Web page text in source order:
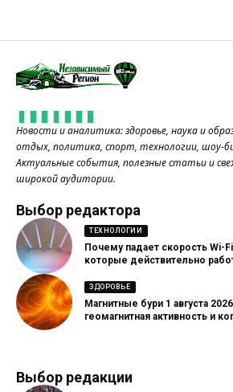
Новости и аналитика: здоровье, наука и
отдых, политика, спорт, технологии, шоу-
Актуальные события, полезные статьи и
широкой аудитории.
Выбор редактора
ТЕХНОЛОГИИ
Почему падает скорость Wi-
которые действительно
ЗДОРОВЬЕ
Магнитные бури 1 августа
геомагнитная активность и
Выбор редакции